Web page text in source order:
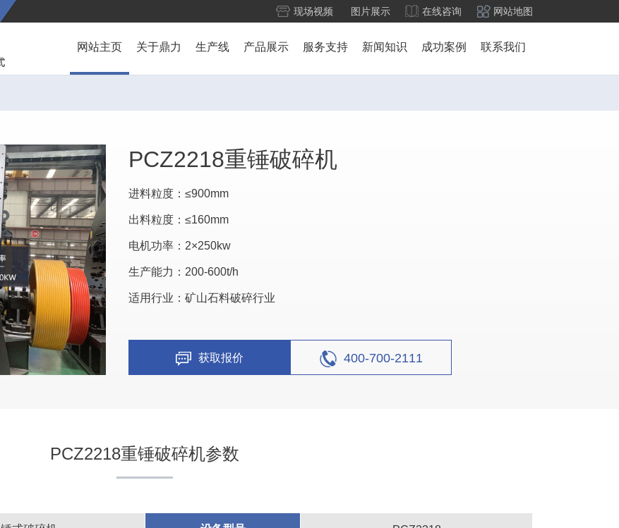
现场视频 图片展示 在线咨询 网站地图
网站主页 关于鼎力 生产线 产品展示 服务支持 新闻知识 成功案例 联系我们
PCZ2218重锤破碎机
进料粒度：≤900mm
出料粒度：≤160mm
电机功率：2×250kw
生产能力：200-600t/h
适用行业：矿山石料破碎行业
获取报价 400-700-2111
PCZ2218重锤破碎机参数
江西省新余市黄贵根时产500吨采石场生产线